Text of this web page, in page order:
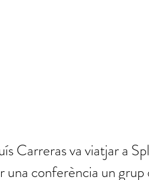
Carreras va viatjar a
una conferència un